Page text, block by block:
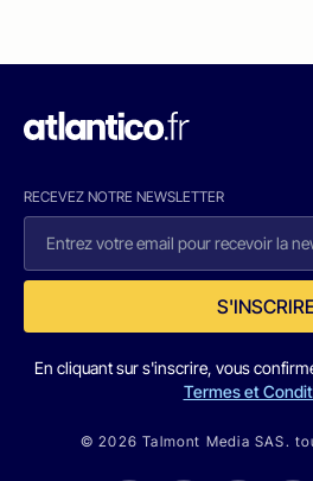
RECEVEZ NOTRE NEWSLETTER
En cliquant sur s'inscrire, vous
Termes et
© 2026 Talmont Media SAS.